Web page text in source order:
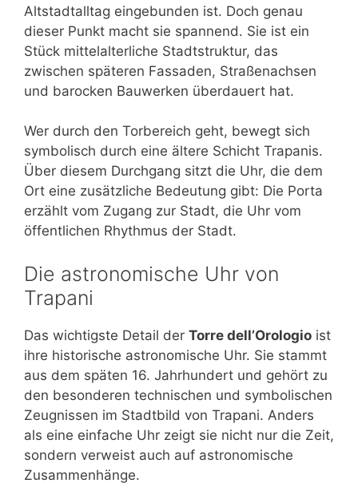
Altstadtalltag eingebunden ist. Doch genau
dieser Punkt macht sie spannend. Sie ist ein
Stück mittelalterliche Stadtstruktur, das
zwischen späteren Fassaden, Straßenachsen
und barocken Bauwerken überdauert hat.
Wer durch den Torbereich geht, bewegt sich
symbolisch durch eine ältere Schicht Trapanis.
Über diesem Durchgang sitzt die Uhr, die dem
Ort eine zusätzliche Bedeutung gibt: Die Porta
erzählt vom Zugang zur Stadt, die Uhr vom
öffentlichen Rhythmus der Stadt.
Die astronomische Uhr von
Trapani
Das wichtigste Detail der Torre dell’Orologio ist
ihre historische astronomische Uhr. Sie stammt
aus dem späten 16. Jahrhundert und gehört zu
den besonderen technischen und symbolischen
Zeugnissen im Stadtbild von Trapani. Anders
als eine einfache Uhr zeigt sie nicht nur die Zeit,
sondern verweist auch auf astronomische
Zusammenhänge.